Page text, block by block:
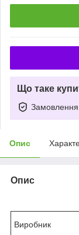
Що таке
Замовлення
Опис
Опис
Виробник